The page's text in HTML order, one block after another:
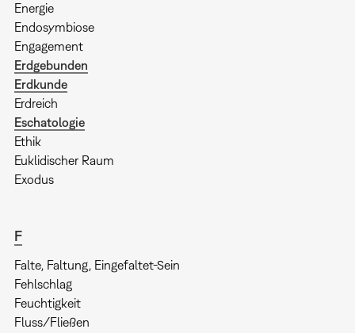
Energie
Endosymbiose
Engagement
Erdgebunden
Erdkunde
Erdreich
Eschatologie
Ethik
Euklidischer Raum
Exodus
F
Falte, Faltung, Eingefaltet-Sein
Fehlschlag
Feuchtigkeit
Fluss/Fließen